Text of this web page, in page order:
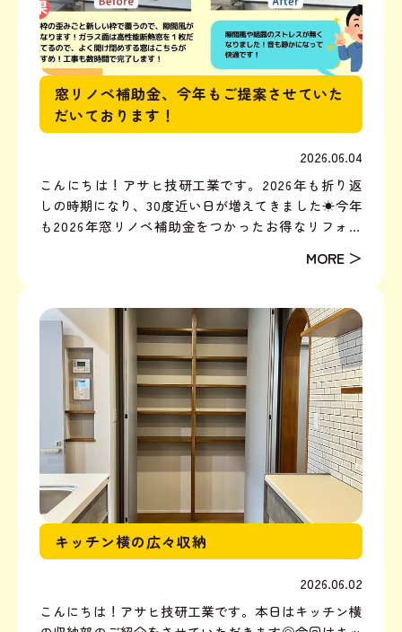
窓リノベ補助金、今年もご提案させていた
だいております！
2026.06.04
こんにちは！アサヒ技研工業です。2026年も折り返
しの時期になり、30度近い日が増えてきました☀今年
も2026年窓リノベ補助金をつかったお得なリフォー
り、一部引用窓工事にも種類があり、具体的なおすす
サッ...
キッチン横の広々収納
2026.06.02
こんにちは！アサヒ技研工業です。本日はキッチン横